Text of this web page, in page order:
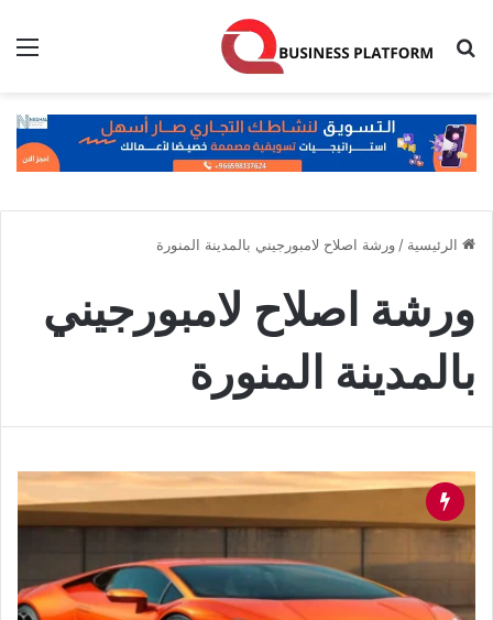
بحث عن
الرئيسية / ورشة اصلاح لامبورجيني بالمدينة المنورة
ورشة اصلاح لامبورجيني
بالمدينة المنورة